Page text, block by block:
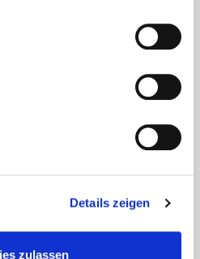
Details zeigen
zulassen
Norwegen –
aus dem